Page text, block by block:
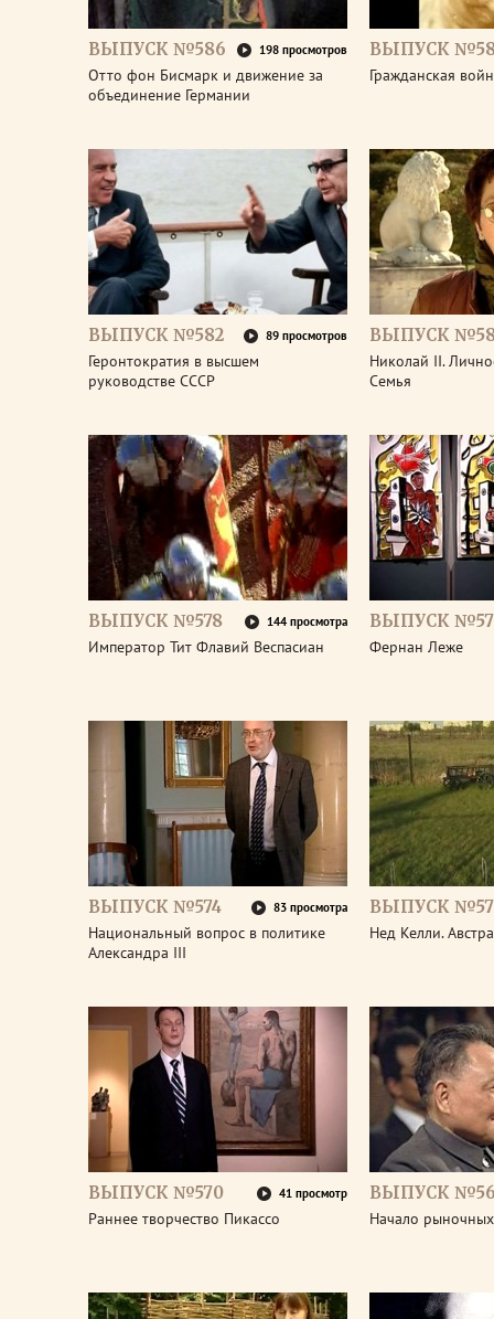
ВЫПУСК №586 198 просмотров
Отто фон Бисмарк и движение за
объединение Германии
ВЫПУСК
Гражданская
ВЫПУСК №582 89 просмотров
Геронтократия в высшем
руководстве СССР
ВЫПУСК
Николай II.
Семья
ВЫПУСК №578 144 просмотра
Император Тит Флавий Веспасиан
ВЫПУСК
Фернан Леже
ВЫПУСК №574 83 просмотра
Национальный вопрос в политике
Александра III
ВЫПУСК
Нед Келли.
ВЫПУСК №570 41 просмотр
Раннее творчество Пикассо
ВЫПУСК
Начало